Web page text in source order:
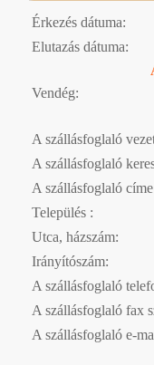
Érkezés dátuma:
Elutazás dátuma:
Vendég:
A szállásfoglaló
A szállásfoglaló
A szállásfoglaló
Település :
Utca, házszám:
Irányítószám:
A szállásfoglaló
A szállásfoglaló fax
A szállásfoglaló e-